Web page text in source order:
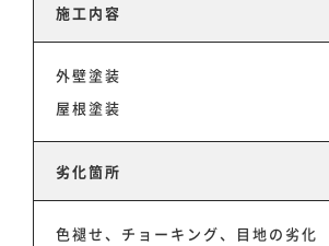
施工内容
外壁塗装
屋根塗装
劣化箇所
色褪せ、チョーキング、目地の劣化